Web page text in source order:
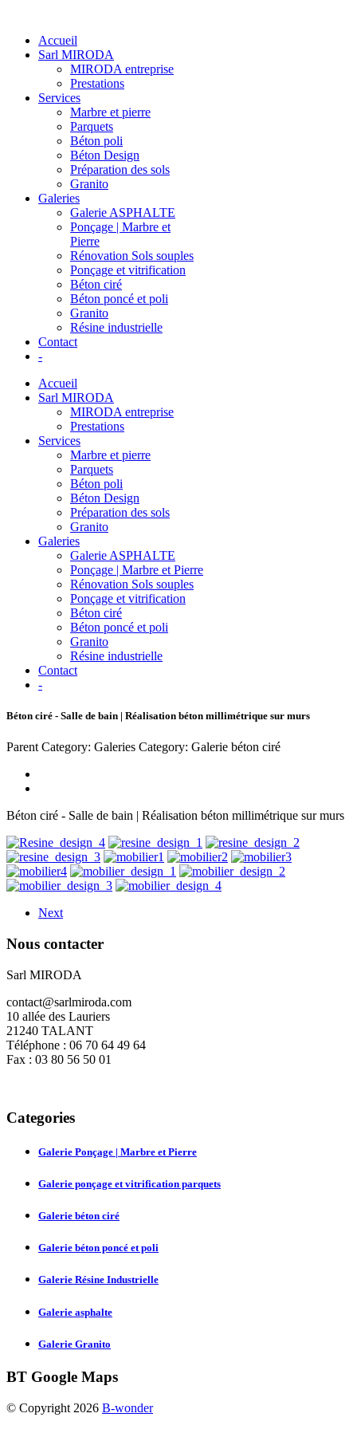
Accueil
Sarl MIRODA
MIRODA entreprise
Prestations
Services
Marbre et pierre
Parquets
Béton poli
Béton Design
Préparation des sols
Granito
Galeries
Galerie ASPHALTE
Ponçage | Marbre et
Pierre
Rénovation Sols souples
Ponçage et vitrification
Béton ciré
Béton poncé et poli
Granito
Résine industrielle
Contact
-
Accueil
Sarl MIRODA
MIRODA entreprise
Prestations
Services
Marbre et pierre
Parquets
Béton poli
Béton Design
Préparation des sols
Granito
Galeries
Galerie ASPHALTE
Ponçage | Marbre et Pierre
Rénovation Sols souples
Ponçage et vitrification
Béton ciré
Béton poncé et poli
Granito
Résine industrielle
Contact
-
Béton ciré - Salle de bain | Réalisation béton millimétrique sur murs
Parent Category: Galeries Category: Galerie béton ciré
Béton ciré - Salle de bain | Réalisation béton millimétrique sur murs
Next
Nous contacter
Sarl MIRODA
contact@sarlmiroda.com
10 allée des Lauriers
21240 TALANT
Téléphone : 06 70 64 49 64
Fax : 03 80 56 50 01
Categories
Galerie Ponçage | Marbre et Pierre
Galerie ponçage et vitrification parquets
Galerie béton ciré
Galerie béton poncé et poli
Galerie Résine Industrielle
Galerie asphalte
Galerie Granito
BT Google Maps
© Copyright 2026 B-wonder